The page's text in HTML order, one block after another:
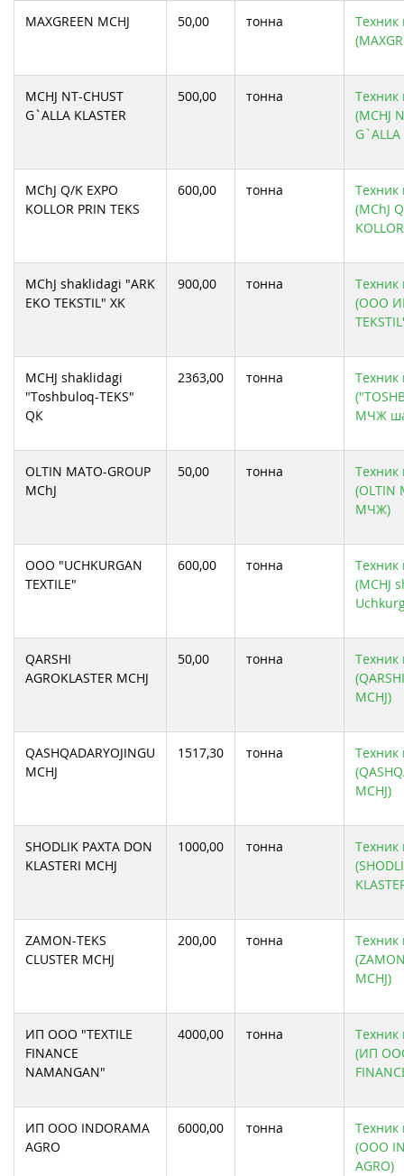
MAXGREEN MCHJ 50,00 тонна
Техник
MCHJ NT-CHUST
G`ALLA KLASTER
500,00 тонна
Техник
(MCHJ
G`ALLA
MChJ Q/K EXPO
KOLLOR PRIN TEKS
600,00 тонна
Техник
(MChJ
MChJ shaklidagi "ARK
EKO TEKSTIL" XK
900,00 тонна
Техник
(ООО
MCHJ shaklidagi
"Toshbuloq-TEKS"
QК
2363,00 тонна
Техник
МЧЖ
OLTIN MATO-GROUP
MChJ
50,00 тонна
Техник
(OLTIN
МЧЖ)
OOO "UCHKURGAN
TEXTILE"
600,00 тонна
Техник
(MCHJ
QARSHI
AGROKLASTER MCHJ
50,00 тонна
Техник
MCHJ)
QASHQADARYOJINGU
MCHJ
1517,30 тонна
Техник
MCHJ)
SHODLIK PAXTA DON
KLASTERI MCHJ
1000,00 тонна
Техник
ZAMON-TEKS
CLUSTER MCHJ
200,00 тонна
Техник
MCHJ)
ИП ООО "TEXTILE
FINANCE
NAMANGAN"
4000,00 тонна
Техник
(ИП
ИП ООО INDORAMA
AGRO
6000,00 тонна
Техник
(ООО
AGRO)